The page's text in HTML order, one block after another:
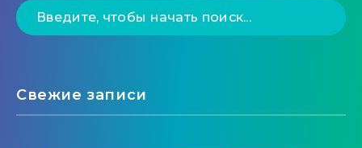
Свежие записи